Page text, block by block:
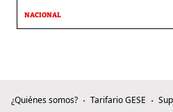
NACIONAL
¿Quiénes somos? Tarifario GESE